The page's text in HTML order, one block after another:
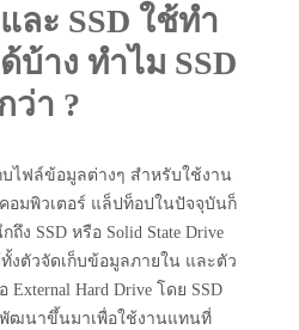
ะ SSD ใช้ทำ
บ้าง ทำไม SSD
ว่า ?
ไฟล์ข้อมูลต่างๆ สำหรับใช้งาน
มพิวเตอร์ แล็ปท็อปในปัจจุบันก็
SSD หรือ Solid State Drive
งตัวจัดเก็บข้อมูลภายใน และตัว
Hard Drive โดย SSD
ฒนาขึ้นมาเพื่อใช้งานแทนที่